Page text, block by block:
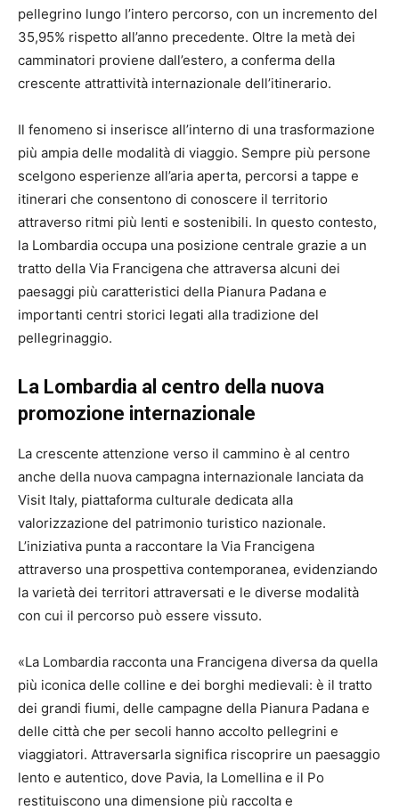
pellegrino lungo l’intero percorso, con un incremento del
35,95% rispetto all’anno precedente. Oltre la metà dei
camminatori proviene dall’estero, a conferma della
crescente attrattività internazionale dell’itinerario.
Il fenomeno si inserisce all’interno di una trasformazione
più ampia delle modalità di viaggio. Sempre più persone
scelgono esperienze all’aria aperta, percorsi a tappe e
itinerari che consentono di conoscere il territorio
attraverso ritmi più lenti e sostenibili. In questo contesto,
la Lombardia occupa una posizione centrale grazie a un
tratto della Via Francigena che attraversa alcuni dei
paesaggi più caratteristici della Pianura Padana e
importanti centri storici legati alla tradizione del
pellegrinaggio.
La Lombardia al centro della nuova
promozione internazionale
La crescente attenzione verso il cammino è al centro
anche della nuova campagna internazionale lanciata da
Visit Italy, piattaforma culturale dedicata alla
valorizzazione del patrimonio turistico nazionale.
L’iniziativa punta a raccontare la Via Francigena
attraverso una prospettiva contemporanea, evidenziando
la varietà dei territori attraversati e le diverse modalità
con cui il percorso può essere vissuto.
«La Lombardia racconta una Francigena diversa da quella
più iconica delle colline e dei borghi medievali: è il tratto
dei grandi fiumi, delle campagne della Pianura Padana e
delle città che per secoli hanno accolto pellegrini e
viaggiatori. Attraversarla significa riscoprire un paesaggio
lento e autentico, dove Pavia, la Lomellina e il Po
restituiscono una dimensione più raccolta e